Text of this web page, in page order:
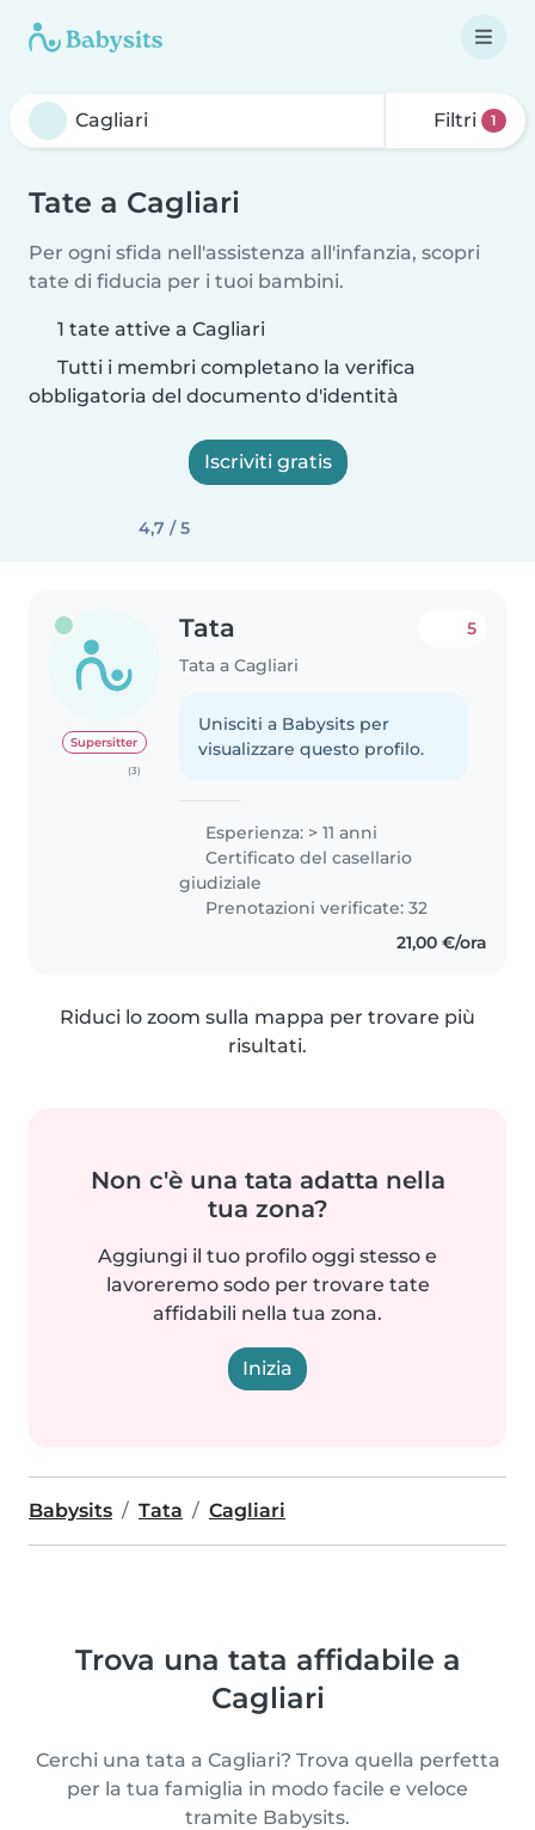
Filtri 1
Tate a Cagliari
Per ogni sfida nell'assistenza all'infanzia, scopri
tate di fiducia per i tuoi bambini.
1 tate attive a Cagliari
Tutti i membri completano la verifica
obbligatoria del documento d'identità
Iscriviti gratis
4,7 / 5
Supersitter
(3)
Tata
Tata a Cagliari
5
Unisciti a Babysits per
visualizzare questo profilo.
Esperienza: > 11 anni
Certificato del casellario
giudiziale
Prenotazioni verificate: 32
21,00 €/ora
Riduci lo zoom sulla mappa per trovare più
risultati.
Non c'è una tata adatta nella
tua zona?
Aggiungi il tuo profilo oggi stesso e
lavoreremo sodo per trovare tate
affidabili nella tua zona.
Inizia
Babysits Tata Cagliari
Trova una tata affidabile a
Cagliari
Cerchi una tata a Cagliari? Trova quella perfetta
per la tua famiglia in modo facile e veloce
tramite Babysits.